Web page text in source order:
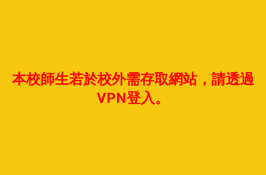
本校師生若於校外需存取網站，請透過
VPN登入。